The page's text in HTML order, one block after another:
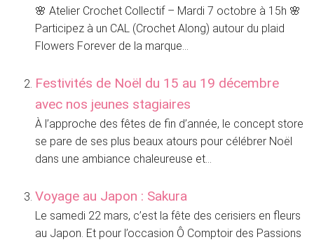
🌸 Atelier Crochet Collectif – Mardi 7 octobre à 15h 🌸
Participez à un CAL (Crochet Along) autour du plaid
Flowers Forever de la marque...
Festivités de Noël du 15 au 19 décembre
avec nos jeunes stagiaires
À l’approche des fêtes de fin d’année, le concept store
se pare de ses plus beaux atours pour célébrer Noël
dans une ambiance chaleureuse et...
Voyage au Japon : Sakura
Le samedi 22 mars, c’est la fête des cerisiers en fleurs
au Japon. Et pour l’occasion Ô Comptoir des Passions